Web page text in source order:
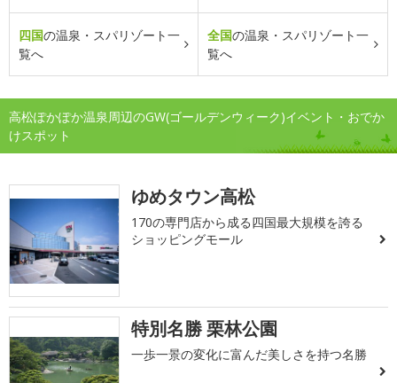
四国の温泉・スパリゾート一
覧へ
全国の温泉・スパリゾート一
覧へ
高松ぽかぽか温泉周辺のGW(ゴールデンウィーク)イベント・おでか
けスポット
ゆめタウン高松
170の専門店から成る四国最大規模を誇る
ショッピングモール
特別名勝 栗林公園
一歩一景の変化に富んだ美しさを持つ名勝